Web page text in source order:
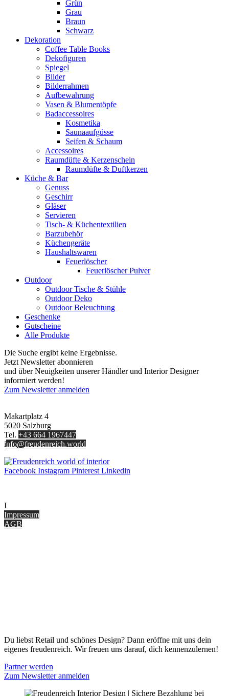
Grün
Grau
Braun
Schwarz
Dekoration
Coffee Table Books
Dekofiguren
Spiegel
Bilder
Bilderrahmen
Aufbewahrung
Vasen & Blumentöpfe
Badaccessoires
Kosmetika
Saunaaufgüsse
Seifen & Schaum
Accessoires
Raumdüfte & Kerzenschein
Raumdüfte & Duftkerzen
Küche & Bar
Genuss
Geschirr
Gläser
Servieren
Tisch- & Küchentextilien
Barzubehör
Küchengeräte
Haushaltswaren
Feuerlöscher
Feuerlöscher Pulver
Outdoor
Outdoor Tische & Stühle
Outdoor Deko
Outdoor Beleuchtung
Geschenke
Gutscheine
Alle Produkte
Die Suche ergibt keine Ergebnisse.
Jetzt Newsletter abonnieren
und über Neuigkeiten unserer Händler und Interior Designer
informiert werden!
Zum Newsletter anmelden
Makartplatz 4
5020 Salzburg
Tel. +43 664 1967447
info@freudenreich.world
Facebook Instagram Pinterest Linkedin
I
Impressum
AGB
Du liebst Retail und schönes Design? Dann eröffne mit uns dein
eigenes freudenreich. Wir freuen uns darauf, dich kennenzulernen!
Partner werden
Zum Newsletter anmelden